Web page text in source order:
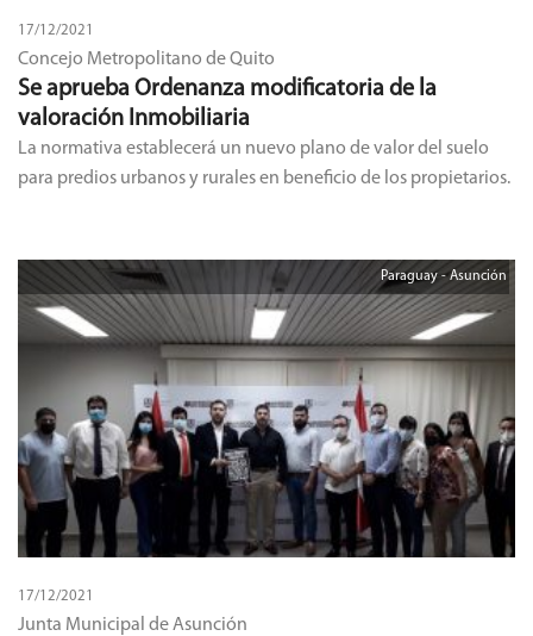
17/12/2021
Concejo Metropolitano de Quito
Se aprueba Ordenanza modificatoria de la
valoración Inmobiliaria
La normativa establecerá un nuevo plano de valor del suelo
para predios urbanos y rurales en beneficio de los propietarios.
17/12/2021
Junta Municipal de Asunción
Paraguay - Asunción